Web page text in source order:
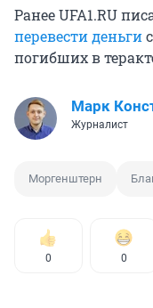
Ранее UFA1.RU
перевести деньги
погибших в
Марк
Журналист
Моргенштерн
0 0